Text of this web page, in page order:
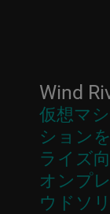
Wind
仮想マ
ション
ライズ
オンプ
ウドソ